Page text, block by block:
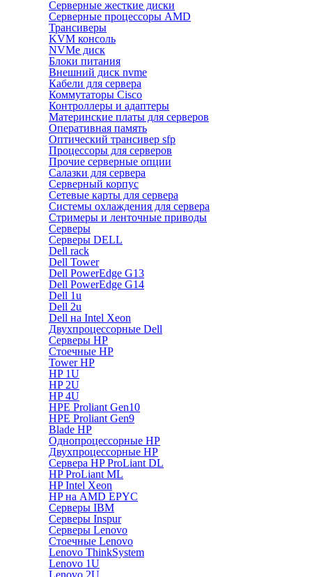
Серверные жесткие диски
Серверные процессоры AMD
Трансиверы
KVM консоль
NVMe диск
Блоки питания
Внешний диск nvme
Кабели для сервера
Коммутаторы Cisco
Контроллеры и адаптеры
Материнские платы для серверов
Оперативная память
Оптический трансивер sfp
Процессоры для серверов
Прочие серверные опции
Салазки для сервера
Серверный корпус
Сетевые карты для сервера
Системы охлаждения для сервера
Стримеры и ленточные приводы
Серверы
Серверы DELL
Dell rack
Dell Tower
Dell PowerEdge G13
Dell PowerEdge G14
Dell 1u
Dell 2u
Dell на Intel Xeon
Двухпроцессорные Dell
Серверы HP
Стоечные HP
Tower HP
HP 1U
HP 2U
HP 4U
HPE Proliant Gen10
HPE Proliant Gen9
Blade HP
Однопроцессорные HP
Двухпроцессорные HP
Сервера HP ProLiant DL
HP ProLiant ML
HP Intel Xeon
HP на AMD EPYC
Серверы IBM
Серверы Inspur
Серверы Lenovo
Стоечные Lenovo
Lenovo ThinkSystem
Lenovo 1U
Lenovo 2U